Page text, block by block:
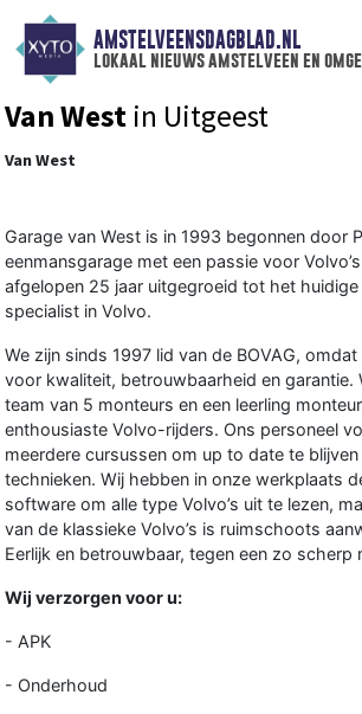
AMSTELVEENSDAGBLAD.NL
lokaal nieuws amstelveen en
Van West in Uitgeest
Van West
Garage van West is in 1993 begonnen door
eenmansgarage met een passie voor
afgelopen 25 jaar uitgegroeid tot het huidige
specialist in Volvo.
We zijn sinds 1997 lid van de BOVAG,
voor kwaliteit, betrouwbaarheid en garantie.
team van 5 monteurs en een leerling
enthousiaste Volvo-rijders. Ons personeel
meerdere cursussen om up to date te
technieken. Wij hebben in onze werkplaats
software om alle type Volvo’s uit te lezen,
van de klassieke Volvo’s is ruimschoots
Eerlijk en betrouwbaar, tegen een zo scherp
Wij verzorgen voor u:
- APK
- Onderhoud